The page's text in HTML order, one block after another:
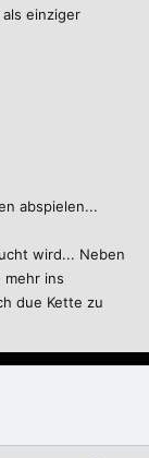
einziger
abspielen...
wird... Neben
mehr ins
due Kette zu